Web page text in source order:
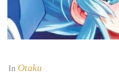
In Otaku